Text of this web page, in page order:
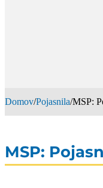
Domov/Pojasnila/MSP:
MSP: